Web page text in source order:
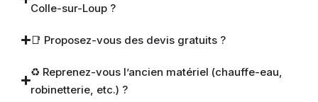
Colle-sur-Loup ?
📑 Proposez-vous des devis gratuits ?
♻️ Reprenez-vous l’ancien matériel (chauffe-eau,
robinetterie, etc.) ?